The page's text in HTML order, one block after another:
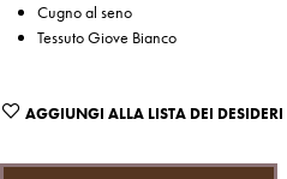
Cugno al seno
Tessuto Giove Bianco
AGGIUNGI ALLA LISTA DEI DESIDERI